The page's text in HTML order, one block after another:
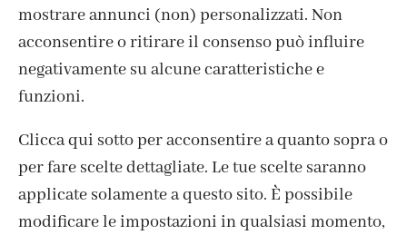
mostrare annunci (non) personalizzati. Non
acconsentire o ritirare il consenso può influire
negativamente su alcune caratteristiche e
funzioni.
Clicca qui sotto per acconsentire a quanto sopra o
per fare scelte dettagliate. Le tue scelte saranno
applicate solamente a questo sito. È possibile
modificare le impostazioni in qualsiasi momento,
ISCRIVITI ALLA NEWSLETTER